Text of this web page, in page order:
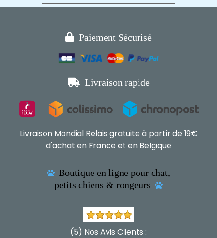
 Paiement Sécurisé
 Livraison rapide
Livraison Mondial Relais gratuite à partir de 19€
d'achat en France et en Belgique
 Boutique en ligne pour chat,
petits chiens & rongeurs

(5) Nos Avis Clients :